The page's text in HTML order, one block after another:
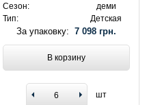
Сезон:
деми
Тип:
Детская
За упаковку: 7 098 грн.
В корзину
шт